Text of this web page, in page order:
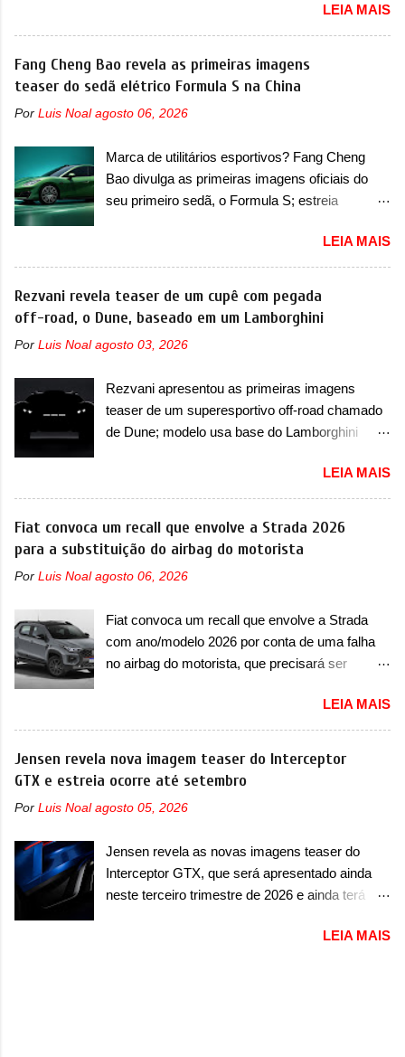
Chamado de ’16 em 1’, também chamado de
Thunder, ele apresenta uma melhoria de
eficiência térmica e integra 12 elementos de
hardware. Entre eles, motor elétrico, controlador
de motor, redutor, conversor CC-CC, OBC,
de pré-carga e gateway de domínio de energia.
Há mais quatro recursos de software como
gerenciamento...
primeiras imagens teaser de uma mudança
visual para um dos seus menores sedãs
elétricos na China, pertencente à linha Ocean.
Trata-se do Seal 06 EV, lançado no segundo
O modelo agora passará a ser vendido com
que vão atualizá-los para a identidade visual
mais moderna da marca, mas ainda sem
motivos para que essa mudança já seja tão
nada os primeiros consumidores). Pelas
imagens teaser, se percebe que o sedã contará
com um novo para-choque na dianteira. Ele
passa a trazer um vinco horizontal mais
destacado que atravessa toda a dianteira do
faróis. Ele ainda possui um espaço para a placa
novo abaixo do vinco e uma nova entrada de ar
inferio...
LEIA MAIS
Fang Cheng Bao revela as primeiras imagens
teaser do sedã elétrico Formula S na China
Por Luis Noal agosto 06, 2026
Marca de utilitários esportivos? Fang Cheng
Bao divulga as primeiras imagens oficiais do
seu primeiro sedã, o Formula S; estreia
como uma marca com utilitários esportivos, a
Fang Cheng Bao nasceu como uma empresa
voltada a desenvolver utilitários esportivos com
uma pegada mais off-road. E isso funcionou
muito bem com o lançamento dos modelos Bao
5 e Bao 8, além do Tai 3 e Tai 7. Agora, a marca
de... sedãs. Antecipado por imagens teaser, o
Formula S será o primeiro três volumes da
Fang Cheng Bao, que parece se perder na sua
marca divulgou algumas imagens externas e
informações sobre o sedã, que terá seu
lançamento ainda neste ano de 2026. Em
termos de design, o Formula S segue
basicamente as mesmas linhas do conceito
aconteceu no primeiro semestre. Na dianteira, o
sedã conta com faróis mais quadrados e
compactos, com luzes ...
LEIA MAIS
Rezvani revela teaser de um cupê com pegada
off-road, o Dune, baseado em um Lamborghini
Por Luis Noal agosto 03, 2026
Rezvani apresentou as primeiras imagens
teaser de um superesportivo off-road chamado
de Dune; modelo usa base do Lamborghini
apresentou as primeiras imagens teaser de um
novo superesportivo que vai oferecer aos seus
consumidores. Trata-se do Dune, um cupê
superesportivo que terá uma proposta off-road
assim como outros esportivos recentemente
tiveram, como o Porsche 911 Dakar e o...
italiano tem grande parte no desenvolvimento
do Dune. Baseado no Huracán, o Dune nasce
com uma proposta similar ao que a marca
característico da Rezvani. Junto com as
imagens, a marca já confirmou que o Dune será
um carro muito exclusivo. Ao todo, serão
apenas sete unidades produzidas... para todo
equipado com um motor V10 Supercharger
capaz de desenvolver cerca de 800cv que
separou a performance exótica da aventura i...
LEIA MAIS
Fiat convoca um recall que envolve a Strada 2026
para a substituição do airbag do motorista
Por Luis Noal agosto 06, 2026
Fiat convoca um recall que envolve a Strada
com ano/modelo 2026 por conta de uma falha
no airbag do motorista, que precisará ser
de outubro de 2025 que envolve os proprietários
da Strada no Brasil. O chamado envolve
unidades com ano/modelo 2026 da picape
compacta e envolve todas as versões com este
afetadas precisam retornar a uma
airbag do motorista, que precisará ser
substituído porque pode ter sido produzido de
forma errada. O serviço já pode ser solucionado
Em comunicado, a Fiat disse que “foi
LEIA MAIS
Jensen revela nova imagem teaser do Interceptor
GTX e estreia ocorre até setembro
Por Luis Noal agosto 05, 2026
Jensen revela as novas imagens teaser do
Interceptor GTX, que será apresentado ainda
neste terceiro trimestre de 2026 e ainda terá
International Automotive (abreviação de JIA)
LEIA MAIS